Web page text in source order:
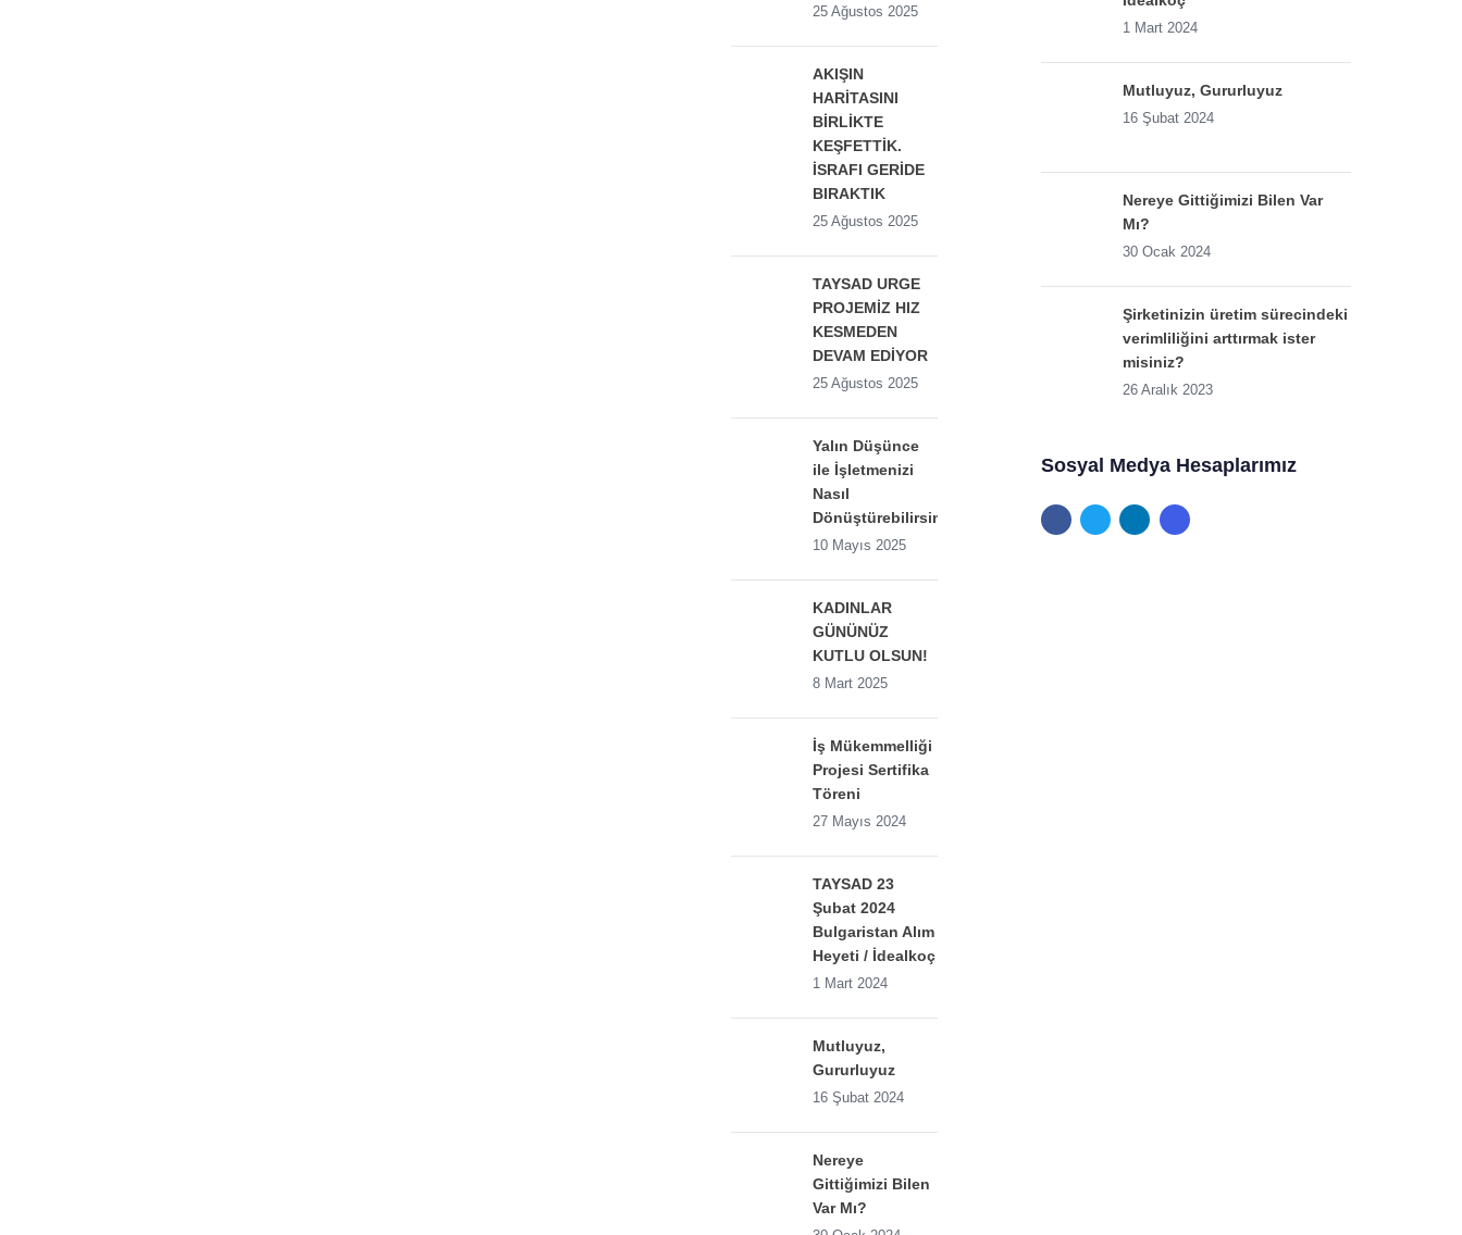
25 Ağustos 2025
AKIŞIN
HARİTASINI
BİRLİKTE
KEŞFETTİK.
İSRAFI GERİDE
BIRAKTIK
25 Ağustos 2025
TAYSAD URGE
PROJEMİZ HIZ
KESMEDEN
DEVAM EDİYOR
25 Ağustos 2025
Yalın Düşünce
ile İşletmenizi
Nasıl
Dönüştürebilirsiniz?
10 Mayıs 2025
KADINLAR
GÜNÜNÜZ
KUTLU OLSUN!
8 Mart 2025
İş Mükemmelliği
Projesi Sertifika
Töreni
27 Mayıs 2024
TAYSAD 23
Şubat 2024
Bulgaristan Alım
Heyeti / İdealkoç
1 Mart 2024
Mutluyuz,
Gururluyuz
16 Şubat 2024
Nereye
Gittiğimizi Bilen
Var Mı?
1 Mart 2024
Mutluyuz, Gururluyuz
16 Şubat 2024
Nereye Gittiğimizi Bilen Var
Mı?
30 Ocak 2024
Şirketinizin üretim sürecindeki
verimliliğini arttırmak ister
misiniz?
26 Aralık 2023
Sosyal Medya Hesaplarımız